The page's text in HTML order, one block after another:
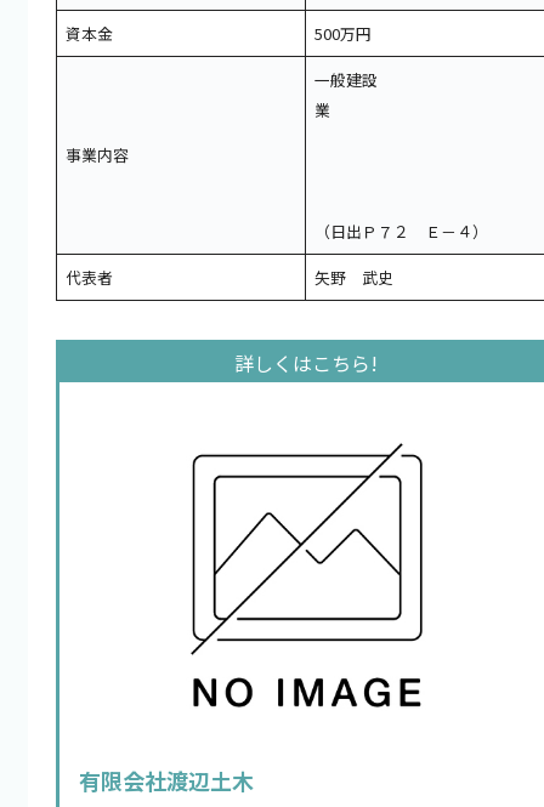
資本金
500万円
事業内容
一般建設
業
（日出Ｐ７２ Ｅ－４）
代表者
矢野 武史
有限会社渡辺土木